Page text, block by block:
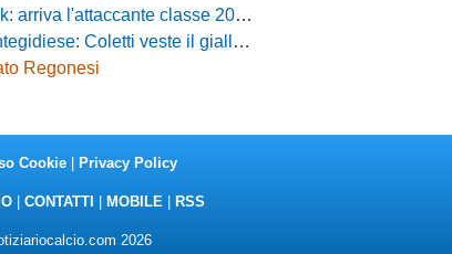
arriva l'attaccante classe 2006
Coletti veste il giallorosso
Regonesi
Cookie| Privacy Policy
| CONTATTI MOBILE| RSS
2026